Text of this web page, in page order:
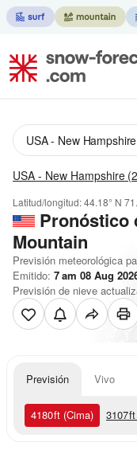
USA - New Hampshire
Latitud/longitud:44.18° N
Pronóstico
Mountain
Previsión meteorológica
Emitido: 7 am 08 Aug
Previsión de nieve
Previsión Vivo
4180ft (Cima) 3107ft